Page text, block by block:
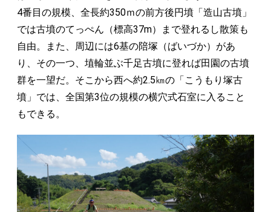
4番目の規模、全長約350ｍの前方後円墳「造山古墳」
では古墳のてっぺん（標高37m）まで登れるし散策も
自由。また、周辺には6基の陪塚（ばいづか）があ
り、その一つ、埴輪並ぶ千足古墳に登れば田園の古墳
群を一望だ。そこから西へ約2.5㎞の「こうもり塚古
墳」では、全国第3位の規模の横穴式石室に入ること
もできる。